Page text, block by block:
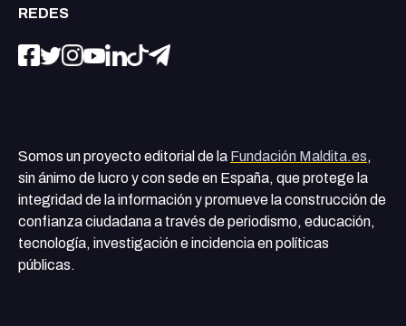
REDES
Somos un proyecto editorial de la Fundación Maldita.es,
sin ánimo de lucro y con sede en España, que protege la
integridad de la información y promueve la construcción de
confianza ciudadana a través de periodismo, educación,
tecnología, investigación e incidencia en políticas
públicas.